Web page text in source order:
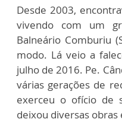
Desde 2003,
vivendo com um
Balneário Comburiu
modo. Lá veio a
julho de 2016. Pe.
várias gerações de
exerceu o ofício de
deixou diversas obras